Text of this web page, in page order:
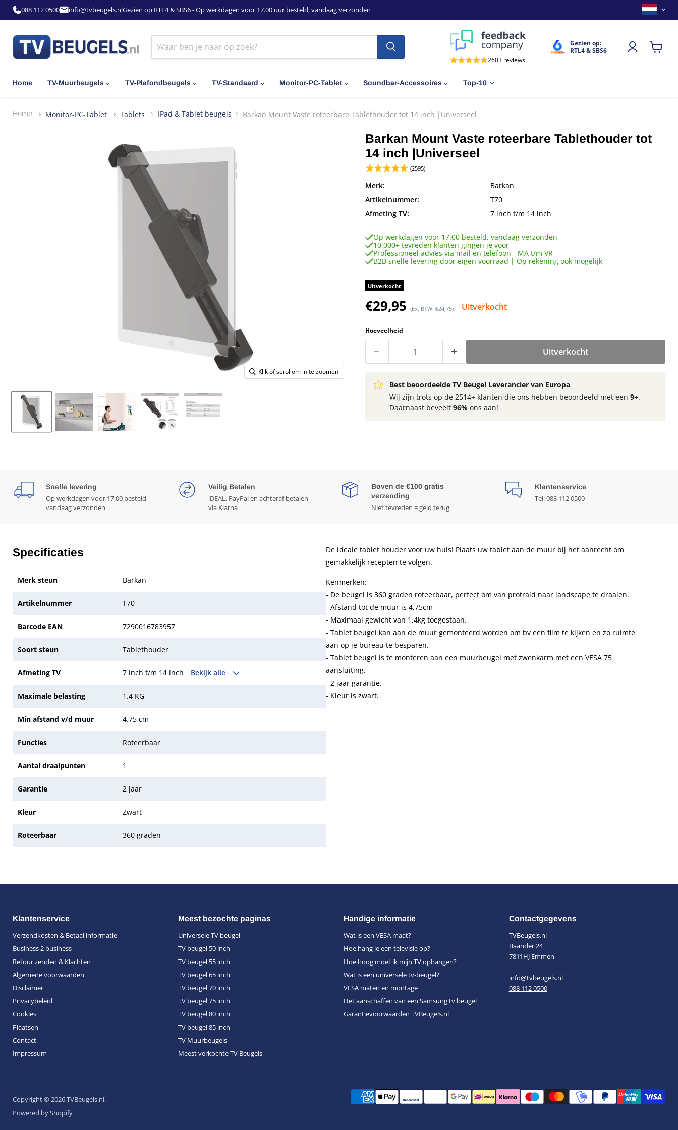
088 112 0500 info@tvbeugels.nlGezien op RTL4 & SBS6 - Op werkdagen voor 17.00 uur besteld, vandaag verzonden Land
2603 reviews
Gezien op:
RTL4 & SBS6
Home TV-Muurbeugels TV-Plafondbeugels TV-Standaard Monitor-PC-Tablet Soundbar-Accessoires Top-10
Home Monitor-PC-Tablet Tablets IPad & Tablet beugels Barkan Mount Vaste roteerbare Tablethouder tot 14 inch |Universeel
Klik of scrol om in te zoomen
Barkan Mount Vaste roteerbare Tablethouder tot
14 inch |Universeel
(2595)
Merk:
Barkan
Artikelnummer:
T70
Afmeting TV:
7 inch t/m 14 inch
Op werkdagen voor 17:00 besteld, vandaag verzonden
10.000+ tevreden klanten gingen je voor
Professioneel advies via mail en telefoon - MA t/m VR
B2B snelle levering door eigen voorraad | Op rekening ook mogelijk
Uitverkocht
Huidige prijs
€29,95 (Ex. BTW: €24,75) Uitverkocht
Hoeveelheid
Uitverkocht
Best beoordeelde TV Beugel Leverancier van Europa
Wij zijn trots op de 2514+ klanten die ons hebben beoordeeld met een 9+.
Daarnaast beveelt 96%ons aan!
Snelle levering
Op werkdagen voor 17:00 besteld,
vandaag verzonden
Veilig Betalen
iDEAL, PayPal en achteraf betalen
via Klarna
Boven de €100 gratis
verzending
Niet tevreden = geld terug
Klantenservice
Tel: 088 112 0500
Specificaties
Merk steun Barkan
Artikelnummer T70
Barcode EAN 7290016783957
Soort steun Tablethouder
Afmeting TV 7 inch t/m 14 inch Bekijk alle
Maximale belasting 1.4 KG
Min afstand v/d muur 4.75 cm
Functies Roteerbaar
Aantal draaipunten 1
Garantie 2 jaar
Kleur Zwart
Roteerbaar 360 graden
De ideale tablet houder voor uw huis! Plaats uw tablet aan de muur bij het aanrecht om
gemakkelijk recepten te volgen.
Kenmerken:
- De beugel is 360 graden roteerbaar, perfect om van protraid naar landscape te draaien.
- Afstand tot de muur is 4,75cm
- Maximaal gewicht van 1,4kg toegestaan.
- Tablet beugel kan aan de muur gemonteerd worden om bv een film te kijken en zo ruimte
aan op je bureau te besparen.
- Tablet beugel is te monteren aan een muurbeugel met zwenkarm met een VESA 75
aansluiting.
- 2 jaar garantie.
- Kleur is zwart.
Klantenservice
Verzendkosten & Betaal informatie
Business 2 business
Retour zenden & Klachten
Algemene voorwaarden
Disclaimer
Privacybeleid
Cookies
Plaatsen
Contact
Impressum
Meest bezochte paginas
Universele TV beugel
TV beugel 50 inch
TV beugel 55 inch
TV beugel 65 inch
TV beugel 70 inch
TV beugel 75 inch
TV beugel 80 inch
TV beugel 85 inch
TV Muurbeugels
Meest verkochte TV Beugels
Handige informatie
Wat is een VESA maat?
Hoe hang je een televisie op?
Hoe hoog moet ik mijn TV ophangen?
Wat is een universele tv-beugel?
VESA maten en montage
Het aanschaffen van een Samsung tv beugel
Garantievoorwaarden TVBeugels.nl
Contactgegevens
TVBeugels.nl
Baander 24
7811HJ Emmen
info@tvbeugels.nl
088 112 0500
Copyright © 2026 TVBeugels.nl.
Powered by Shopify